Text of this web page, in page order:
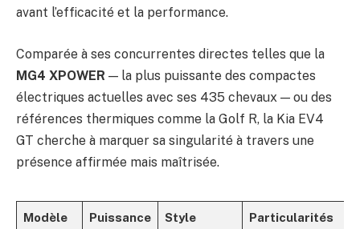
avant l’efficacité et la performance.
Comparée à ses concurrentes directes telles que la
MG4 XPOWER — la plus puissante des compactes
électriques actuelles avec ses 435 chevaux — ou des
références thermiques comme la Golf R, la Kia EV4
GT cherche à marquer sa singularité à travers une
présence affirmée mais maîtrisée.
Modèle Puissance Style
Particularités